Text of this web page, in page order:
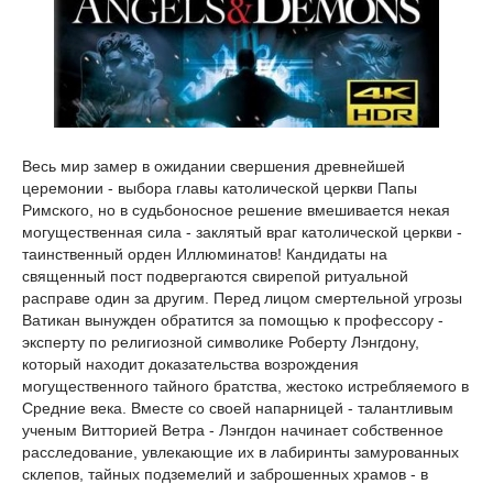
Весь мир замер в ожидании свершения древнейшей
церемонии - выбора главы католической церкви Папы
Римского, но в судьбоносное решение вмешивается некая
могущественная сила - заклятый враг католической церкви -
таинственный орден Иллюминатов! Кандидаты на
священный пост подвергаются свирепой ритуальной
расправе один за другим. Перед лицом смертельной угрозы
Ватикан вынужден обратится за помощью к профессору -
эксперту по религиозной символике Роберту Лэнгдону,
который находит доказательства возрождения
могущественного тайного братства, жестоко истребляемого в
Средние века. Вместе со своей напарницей - талантливым
ученым Витторией Ветра - Лэнгдон начинает собственное
расследование, увлекающие их в лабиринты замурованных
склепов, тайных подземелий и заброшенных храмов - в